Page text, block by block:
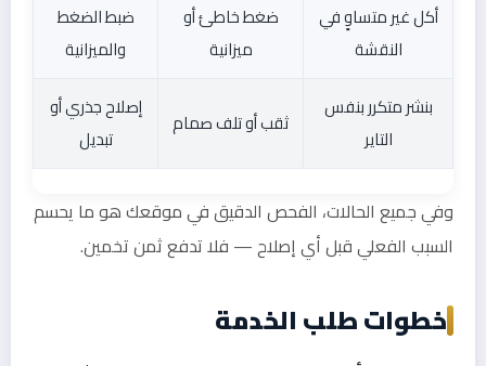
أكل غير متساوٍ في
النقشة
ضغط خاطئ أو
ميزانية
ضبط الضغط
والميزانية
بنشر متكرر بنفس
التاير
ثقب أو تلف صمام
إصلاح جذري أو
تبديل
وفي جميع الحالات، الفحص الدقيق في موقعك هو ما يحسم
السبب الفعلي قبل أي إصلاح — فلا تدفع ثمن تخمين.
خطوات طلب الخدمة